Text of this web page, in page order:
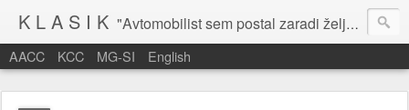
K L A S I K "Avtomobilist sem postal zaradi želje po potovanju in dejavnosti v prostem času." Baron Anton Codelli
AACC KCC MG-SI English